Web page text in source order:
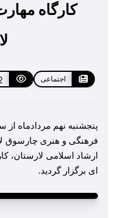
کارگاه
اجتماعی
فرهنگی و هنری چارسوق
ارشاد اسلامی لارستان،
ای برگزار گردید.